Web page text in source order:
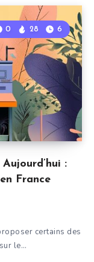
:
France
0 28 6
certains des
le…